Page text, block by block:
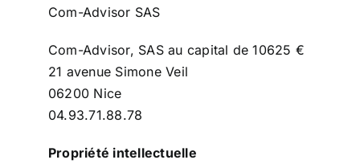
Com-Advisor SAS
Com-Advisor, SAS au capital de 10625 €
21 avenue Simone Veil
06200 Nice
04.93.71.88.78
Propriété intellectuelle